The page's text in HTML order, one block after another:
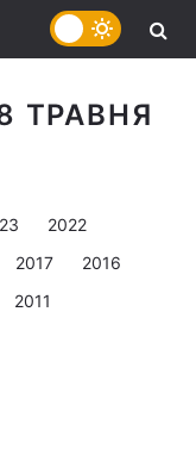
ТРАВНЯ
2022
2017
2016
2011